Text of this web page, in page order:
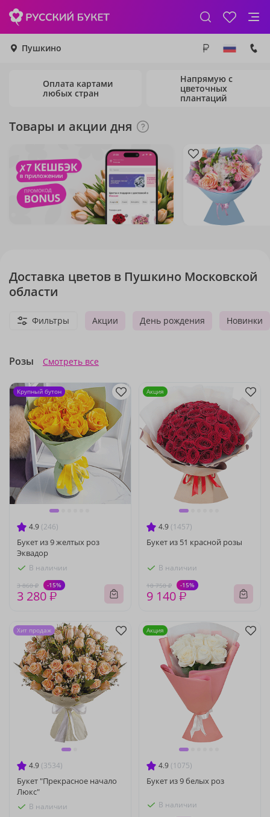
Пушкино
Оплата картами
любых стран
Напрямую с
цветочных
плантаций
Товары и акции дня
Доставка цветов в Пушкино Московской
области
Акции День рождения Новинки
Фильтры
Розы Смотреть все
4.9 (246)
Букет из 9 желтых роз
Эквадор
В наличии
3 860 ₽ -15%
3 280 ₽
Крупный бутон
4.9 (1457)
Букет из 51 красной розы
В наличии
10 750 ₽ -15%
9 140 ₽
Акция
4.9 (3534)
Букет "Прекрасное начало
Люкс"
В наличии
Хит продаж
4.9 (1075)
Букет из 9 белых роз
В наличии
Акция